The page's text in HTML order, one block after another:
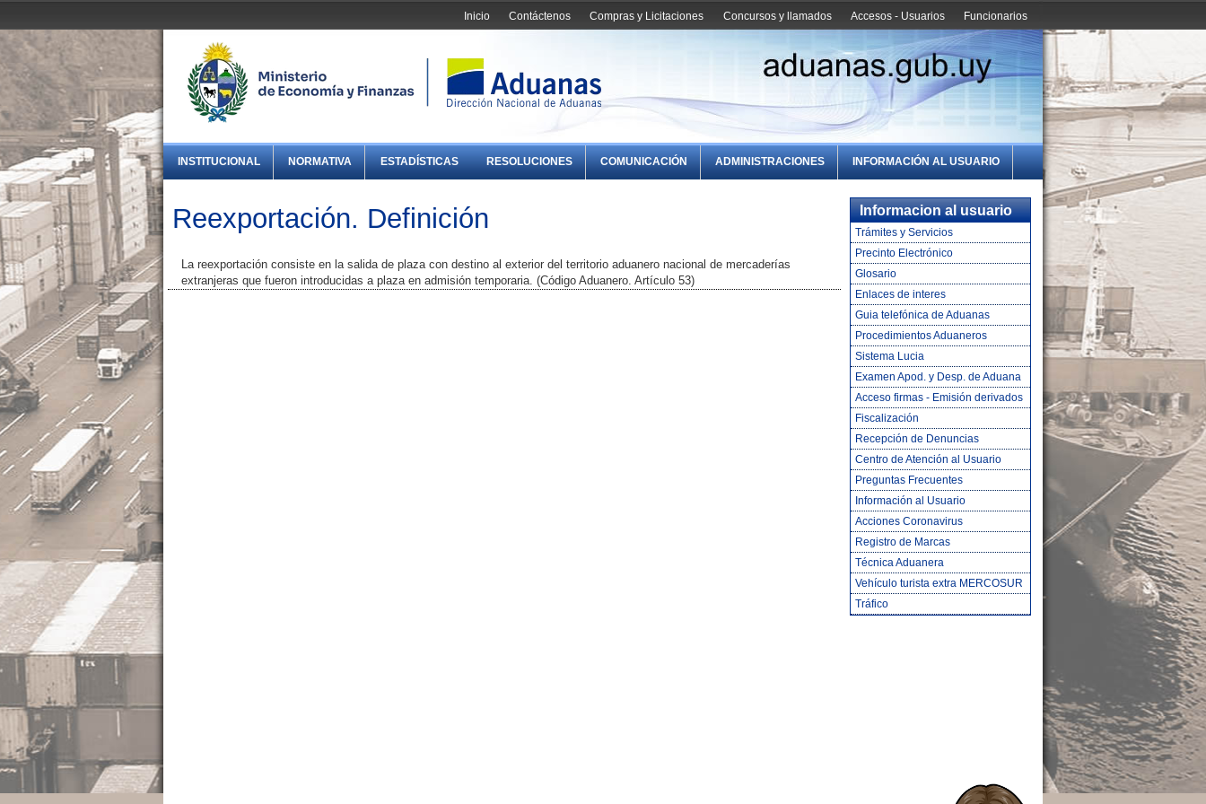
Funcionarios
Accesos - Usuarios
Concursos y llamados
Compras y Licitaciones
Contáctenos
Inicio
INSTITUCIONAL NORMATIVA ESTADÍSTICAS RESOLUCIONES COMUNICACIÓN ADMINISTRACIONES INFORMACIÓN AL USUARIO
Reexportación. Definición
La reexportación consiste en la salida de plaza con destino al exterior del territorio aduanero nacional de mercaderías
extranjeras que fueron introducidas a plaza en admisión temporaria. (Código Aduanero. Artículo 53)
Informacion al usuario
Trámites y Servicios
Precinto Electrónico
Glosario
Enlaces de interes
Guia telefónica de Aduanas
Procedimientos Aduaneros
Sistema Lucia
Examen Apod. y Desp. de Aduana
Acceso firmas - Emisión derivados
Fiscalización
Recepción de Denuncias
Centro de Atención al Usuario
Preguntas Frecuentes
Información al Usuario
Acciones Coronavirus
Registro de Marcas
Técnica Aduanera
Vehículo turista extra MERCOSUR
Tráfico